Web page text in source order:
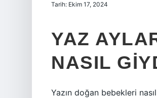
Tarih: Ekim 17, 2024
YAZ
NASIL
Yazın doğan bebekleri